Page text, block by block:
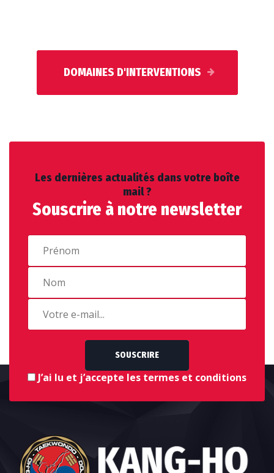
DOMAINES D'INTERVENTIONS
Les dernières actualités dans votre boîte
mail ?
Souscrire à notre newsletter
SOUSCRIRE
J’ai lu et j’accepte les termes et conditions